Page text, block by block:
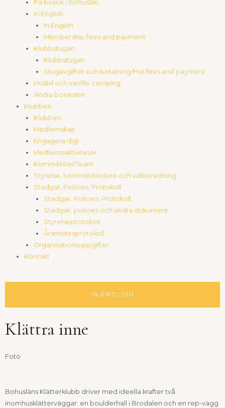
På besök i Bohuslän
In English
In English
Membership fees and payment
Klubbstugan
Klubbstugan
Stugavgifter och betalning/Hut fees and payment
Husbil och vanlife camping
Andra boenden
Klubben
Klubben
Medlemskap
Engagera dig!
Medlemsaktiviteter
Kommittéer/Team
Styrelse, kommittéledare och valberedning
Stadgar, Policies, Protokoll
Stadgar, Policies, Protokoll
Stadgar, policies och andra dokument
Styrelseprotokoll
Årsmötesprotokoll
Organisationsuppgifter
Kontakt
IN ENGLISH
Klättra inne
Foto
Bohusläns Klätterklubb driver med ideella krafter två
inomhusklätterväggar: en boulderhall i Brodalen och en rep-vägg